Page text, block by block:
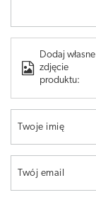
Dodaj własne
zdjęcie
produktu:
Twoje imię
Twój email